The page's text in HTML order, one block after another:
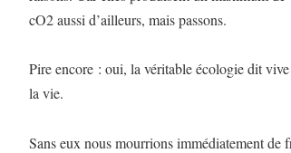
cO2 aussi d’ailleurs, mais passons.
Pire encore : oui, la véritable écologie dit
la vie.
Sans eux nous mourrions immédiatement de